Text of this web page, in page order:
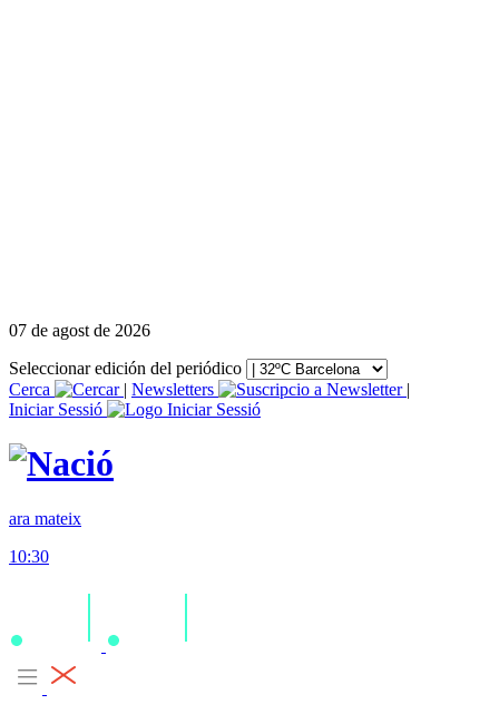
07 de agost de 2026
Seleccionar edición del periódico
Cerca
| Newsletters
|
Iniciar Sessió
ara mateix
10:30